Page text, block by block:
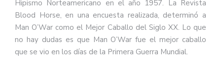
Hipismo Norteamericano en el año 1957. La Revista
Blood Horse, en una encuesta realizada, determinó a
Man O’War como el Mejor Caballo del Siglo XX. Lo que
no hay dudas es que Man O’War fue el mejor caballo
que se vio en los días de la Primera Guerra Mundial.